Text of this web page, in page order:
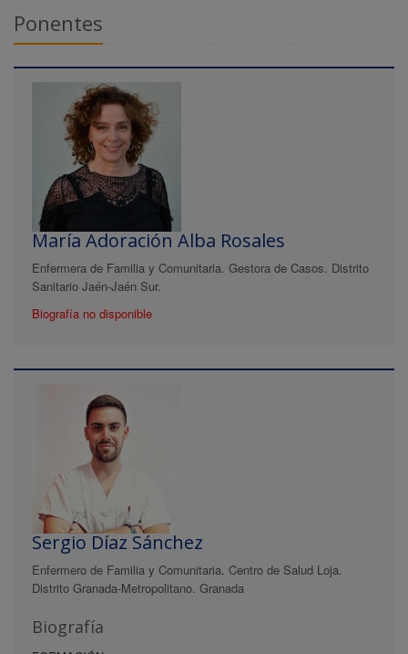
Ponentes
María Adoración Alba Rosales
Enfermera de Familia y Comunitaria. Gestora de Casos. Distrito
Sanitario Jaén-Jaén Sur.
Biografía no disponible
Sergio Díaz Sánchez
Enfermero de Familia y Comunitaria. Centro de Salud Loja.
Distrito Granada-Metropolitano. Granada
Biografía